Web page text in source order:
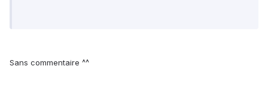
Sans commentaire ^^